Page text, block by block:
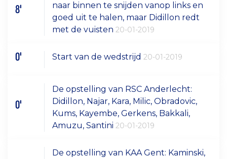
8'
naar binnen te snijden vanop links en
goed uit te halen, maar Didillon redt
met de vuisten20-01-2019
0' Start van de wedstrijd20-01-2019
0'
De opstelling van RSC Anderlecht:
Didillon, Najar, Kara, Milic, Obradovic,
Kums, Kayembe, Gerkens, Bakkali,
Amuzu, Santini20-01-2019
De opstelling van KAA Gent: Kaminski,